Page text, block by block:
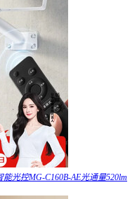
光控MG-C160B-AE光通量520lm